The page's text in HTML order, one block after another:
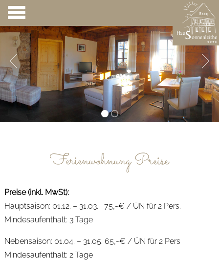
Ferienwohnung Preise
Preise (inkl. MwSt):
Hauptsaison: 01.12. – 31.03. 75,-€ / ÜN für 2 Pers.
Mindesaufenthalt: 3 Tage
Nebensaison: 01.04. – 31.05. 65,-€ / ÜN für 2 Pers
Mindesaufenthalt: 2 Tage